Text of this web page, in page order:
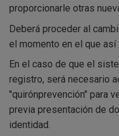
proporcionarle otras
Deberá proceder al
el momento en el que así
En el caso de que el
registro, será necesario
"quirónprevención" para
previa presentación de
identidad.